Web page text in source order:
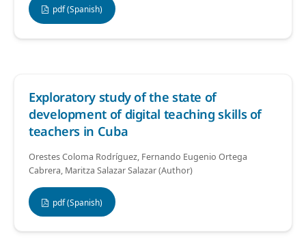
pdf (Spanish)
Exploratory study of the state of
development of digital teaching skills of
teachers in Cuba
Orestes Coloma Rodríguez, Fernando Eugenio Ortega
Cabrera, Maritza Salazar Salazar (Author)
pdf (Spanish)